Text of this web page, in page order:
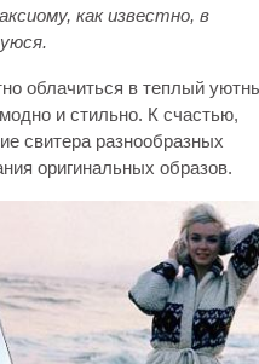
как известно, в
облачиться в теплый
и стильно. К счастью,
свитера разнообразных
оригинальных образов.